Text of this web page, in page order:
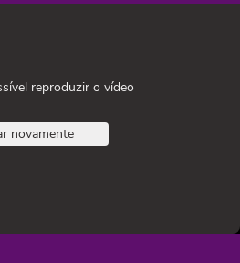
reproduzir o vídeo
novamente